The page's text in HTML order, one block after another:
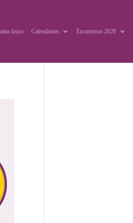
único Calendarios Encuentros 2026